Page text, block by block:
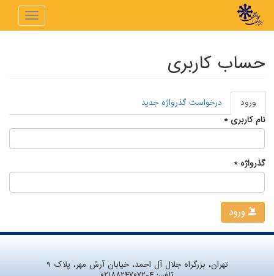
رفتن به محتوای اصلی
Toggle
حساب کاربری
تب‌های اولیه
ورود
فعال)
درخواست گذرواژه جدید
نام کاربری*
گذرواژه*
تهران، بزرگراه جلال آل احمد، خیابان آرش مهر، پلاک ۹